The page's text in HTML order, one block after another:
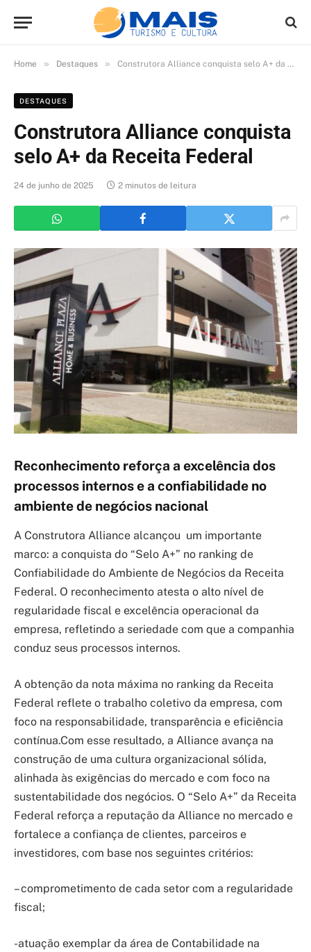
Home » Destaques » Construtora Alliance conquista selo A+ da Receita Federal
DESTAQUES
Construtora Alliance conquista
selo A+ da Receita Federal
24 de junho de 2025 2 minutos de leitura
Reconhecimento reforça a excelência dos
processos internos e a confiabilidade no
ambiente de negócios nacional
A Construtora Alliance alcançou um importante
marco: a conquista do “Selo A+” no ranking de
Confiabilidade do Ambiente de Negócios da Receita
Federal. O reconhecimento atesta o alto nível de
regularidade fiscal e excelência operacional da
empresa, refletindo a seriedade com que a companhia
conduz seus processos internos.
A obtenção da nota máxima no ranking da Receita
Federal reflete o trabalho coletivo da empresa, com
foco na responsabilidade, transparência e eficiência
contínua.Com esse resultado, a Alliance avança na
construção de uma cultura organizacional sólida,
alinhada às exigências do mercado e com foco na
sustentabilidade dos negócios. O “Selo A+” da Receita
Federal reforça a reputação da Alliance no mercado e
fortalece a confiança de clientes, parceiros e
investidores, com base nos seguintes critérios:
– comprometimento de cada setor com a regularidade
fiscal;
-atuação exemplar da área de Contabilidade na